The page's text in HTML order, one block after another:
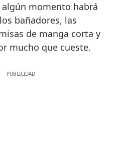
momento habrá
bañadores, las
de manga corta y
mucho que cueste.